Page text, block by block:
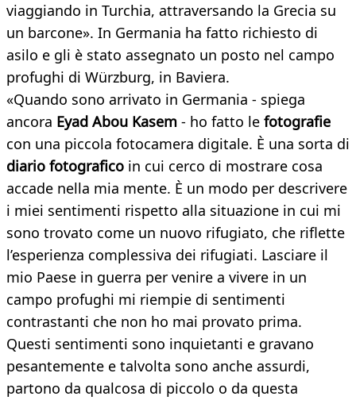
viaggiando in Turchia, attraversando la Grecia su
un barcone». In Germania ha fatto richiesto di
asilo e gli è stato assegnato un posto nel campo
profughi di Würzburg, in Baviera.
«Quando sono arrivato in Germania - spiega
ancora Eyad Abou Kasem - ho fatto le fotografie
con una piccola fotocamera digitale. È una sorta di
diario fotografico in cui cerco di mostrare cosa
accade nella mia mente. È un modo per descrivere
i miei sentimenti rispetto alla situazione in cui mi
sono trovato come un nuovo rifugiato, che riflette
l’esperienza complessiva dei rifugiati. Lasciare il
mio Paese in guerra per venire a vivere in un
campo profughi mi riempie di sentimenti
contrastanti che non ho mai provato prima.
Questi sentimenti sono inquietanti e gravano
pesantemente e talvolta sono anche assurdi,
partono da qualcosa di piccolo o da questa